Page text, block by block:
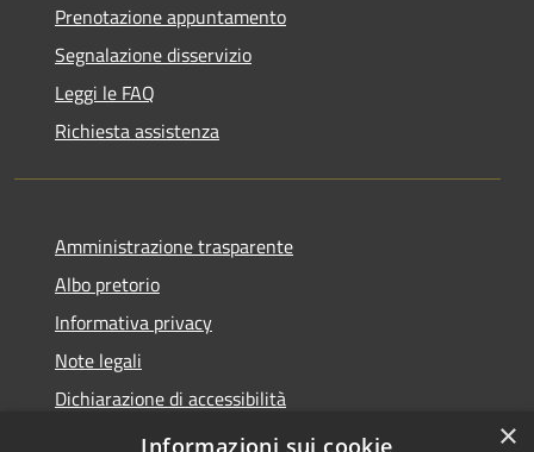
Prenotazione appuntamento
Segnalazione disservizio
Leggi le FAQ
Richiesta assistenza
Amministrazione trasparente
Albo pretorio
Informativa privacy
Note legali
Dichiarazione di accessibilità
Piano di miglioramento del sito
×
Informazioni sui cookie